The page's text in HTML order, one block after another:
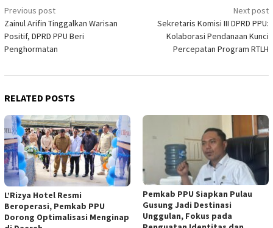
Post
navigation
Previous post
Zainul Arifin Tinggalkan Warisan
Positif, DPRD PPU Beri
Penghormatan
Next post
Sekretaris Komisi III DPRD PPU:
Kolaborasi Pendanaan Kunci
Percepatan Program RTLH
RELATED POSTS
L’Rizya Hotel Resmi
Beroperasi, Pemkab PPU
Dorong Optimalisasi Menginap
Pemkab PPU Siapkan Pulau
Gusung Jadi Destinasi
Unggulan, Fokus pada